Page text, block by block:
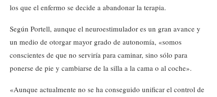
los que el enfermo se decide a abandonar la terapia.
Según Portell, aunque el neuroestimulador es un gran avance y
un medio de otorgar mayor grado de autonomía, «somos
conscientes de que no serviría para caminar, sino sólo para
ponerse de pie y cambiarse de la silla a la cama o al coche».
«Aunque actualmente no se ha conseguido unificar el control de